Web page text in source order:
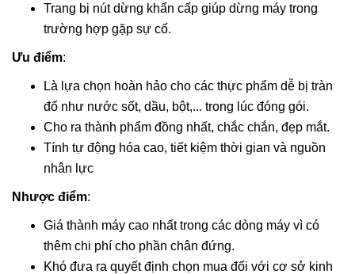
Trang bị nút dừng khẩn cấp giúp dừng máy trong
trường hợp gặp sự cố.
Ưu điểm:
Là lựa chọn hoàn hảo cho các thực phẩm dễ bị tràn
đổ như nước sốt, dầu, bột,... trong lúc đóng gói.
Cho ra thành phẩm đồng nhất, chắc chắn, đẹp mắt.
Tính tự động hóa cao, tiết kiệm thời gian và nguồn
nhân lực
Nhược điểm:
Giá thành máy cao nhất trong các dòng máy vì có
thêm chi phí cho phần chân đứng.
Khó đưa ra quyết định chọn mua đối với cơ sở kinh